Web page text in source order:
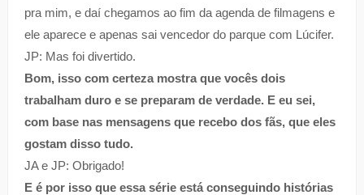
pra mim, e daí chegamos ao fim da agenda de filmagens e
ele aparece e apenas sai vencedor do parque com Lúcifer.
JP: Mas foi divertido.
Bom, isso com certeza mostra que vocês dois
trabalham duro e se preparam de verdade. E eu sei,
com base nas mensagens que recebo dos fãs, que eles
gostam disso tudo.
JA e JP: Obrigado!
E é por isso que essa série está conseguindo histórias